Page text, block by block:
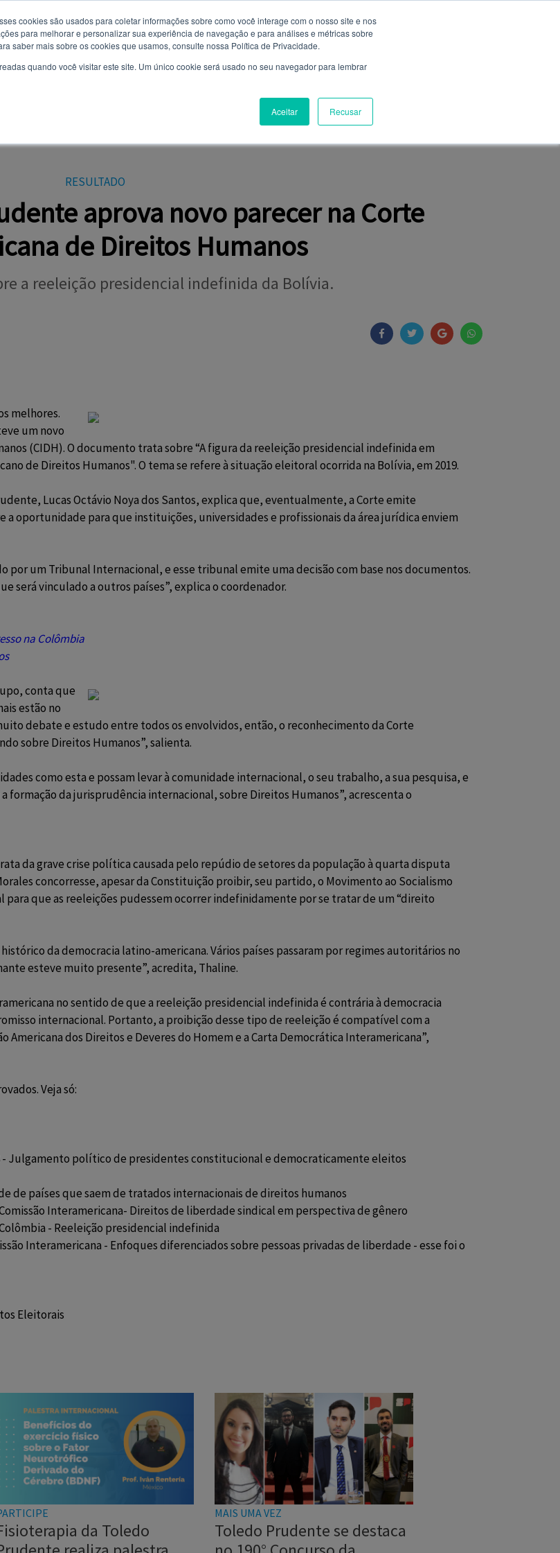
cookies são usados ​​para coletar informações sobre como você interage com o nosso site e nos
para melhorar e personalizar sua experiência de navegação e para análises e métricas sobre
saber mais sobre os cookies que usamos, consulte nossa Política de Privacidade.
quando você visitar este site. Um único cookie será usado no seu navegador para lembrar
Aceitar Recusar
8 de agosto de 2026
OPINIÃO FALE CONOSCO CLUBE DE SERVIÇOS
RESULTADO
aprova novo parecer na Corte
de Direitos Humanos
a reeleição presidencial indefinida da Bolívia.
melhores.
um novo
(CIDH). O documento trata sobre “A figura da reeleição presidencial indefinida em
de Direitos Humanos". O tema se refere à situação eleitoral ocorrida na Bolívia, em 2019.
Lucas Octávio Noya dos Santos, explica que, eventualmente, a Corte emite
oportunidade para que instituições, universidades e profissionais da área jurídica enviem
por um Tribunal Internacional, e esse tribunal emite uma decisão com base nos documentos.
será vinculado a outros países”, explica o coordenador.
na Colômbia
conta que
estão no
debate e estudo entre todos os envolvidos, então, o reconhecimento da Corte
sobre Direitos Humanos”, salienta.
como esta e possam levar à comunidade internacional, o seu trabalho, a sua pesquisa, e
formação da jurisprudência internacional, sobre Direitos Humanos”, acrescenta o
da grave crise política causada pelo repúdio de setores da população à quarta disputa
concorresse, apesar da Constituição proibir, seu partido, o Movimento ao Socialismo
que as reeleições pudessem ocorrer indefinidamente por se tratar de um “direito
da democracia latino-americana. Vários países passaram por regimes autoritários no
esteve muito presente”, acredita, Thaline.
no sentido de que a reeleição presidencial indefinida é contrária à democracia
internacional. Portanto, a proibição desse tipo de reeleição é compatível com a
Americana dos Direitos e Deveres do Homem e a Carta Democrática Interamericana”,
Veja só:
- Julgamento político de presidentes constitucional e democraticamente eleitos
de países que saem de tratados internacionais de direitos humanos
Interamericana- Direitos de liberdade sindical em perspectiva de gênero
- Reeleição presidencial indefinida
Interamericana - Enfoques diferenciados sobre pessoas privadas de liberdade - esse foi o
Eleitorais
da Toledo
MAIS UMA VEZ
Toledo Prudente se destaca
notificações e não perder nenhuma notícia
importante?